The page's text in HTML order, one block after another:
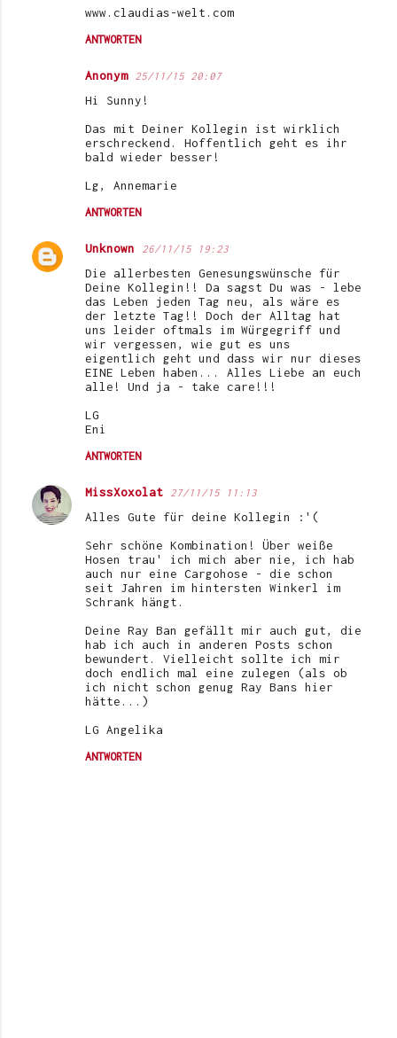
www.claudias-welt.com
ANTWORTEN
Anonym 25/11/15 20:07
Hi Sunny!
Das mit Deiner Kollegin ist wirklich
erschreckend. Hoffentlich geht es ihr
bald wieder besser!
Lg, Annemarie
ANTWORTEN
Unknown 26/11/15 19:23
Die allerbesten Genesungswünsche für
Deine Kollegin!! Da sagst Du was - lebe
das Leben jeden Tag neu, als wäre es
der letzte Tag!! Doch der Alltag hat
uns leider oftmals im Würgegriff und
wir vergessen, wie gut es uns
eigentlich geht und dass wir nur dieses
EINE Leben haben... Alles Liebe an euch
alle! Und ja - take care!!!
LG
Eni
ANTWORTEN
MissXoxolat 27/11/15 11:13
Alles Gute für deine Kollegin :'(
Sehr schöne Kombination! Über weiße
Hosen trau' ich mich aber nie, ich hab
auch nur eine Cargohose - die schon
seit Jahren im hintersten Winkerl im
Schrank hängt.
Deine Ray Ban gefällt mir auch gut, die
hab ich auch in anderen Posts schon
bewundert. Vielleicht sollte ich mir
doch endlich mal eine zulegen (als ob
ich nicht schon genug Ray Bans hier
hätte...)
LG Angelika
ANTWORTEN